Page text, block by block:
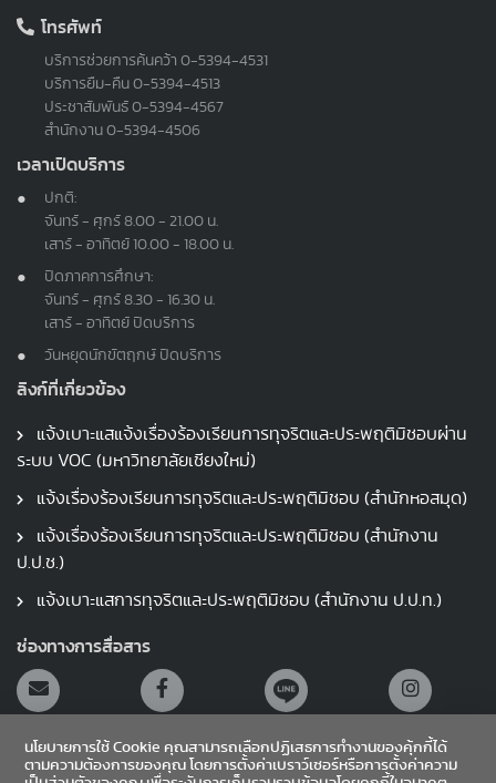
โทรศัพท์
บริการช่วยการค้นคว้า 0-5394-4531
บริการยืม-คืน 0-5394-4513
ประชาสัมพันธ์ 0-5394-4567
สำนักงาน 0-5394-4506
เวลาเปิดบริการ
ปกติ:
จันทร์ - ศุกร์ 8.00 - 21.00 น.
เสาร์ - อาทิตย์ 10.00 - 18.00 น.
ปิดภาคการศึกษา:
จันทร์ - ศุกร์ 8.30 - 16.30 น.
เสาร์ - อาทิตย์ ปิดบริการ
วันหยุดนักขัตฤกษ์ ปิดบริการ
ลิงก์ที่เกี่ยวข้อง
แจ้งเบาะแสแจ้งเรื่องร้องเรียนการทุจริตและประพฤติมิชอบผ่าน
ระบบ VOC (มหาวิทยาลัยเชียงใหม่)
แจ้งเรื่องร้องเรียนการทุจริตและประพฤติมิชอบ (สำนักหอสมุด)
แจ้งเรื่องร้องเรียนการทุจริตและประพฤติมิชอบ (สำนักงาน
ป.ป.ช.)
แจ้งเบาะแสการทุจริตและประพฤติมิชอบ (สำนักงาน ป.ป.ท.)
ช่องทางการสื่อสาร
นโยบายการใช้ Cookie คุณสามารถเลือกปฏิเสธการทำงานของคุ้กกี้ได้
ตามความต้องการของคุณ โดยการตั้งค่าเบราว์เซอร์หรือการตั้งค่าความ